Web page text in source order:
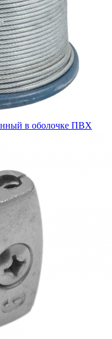
в оболочке ПВХ